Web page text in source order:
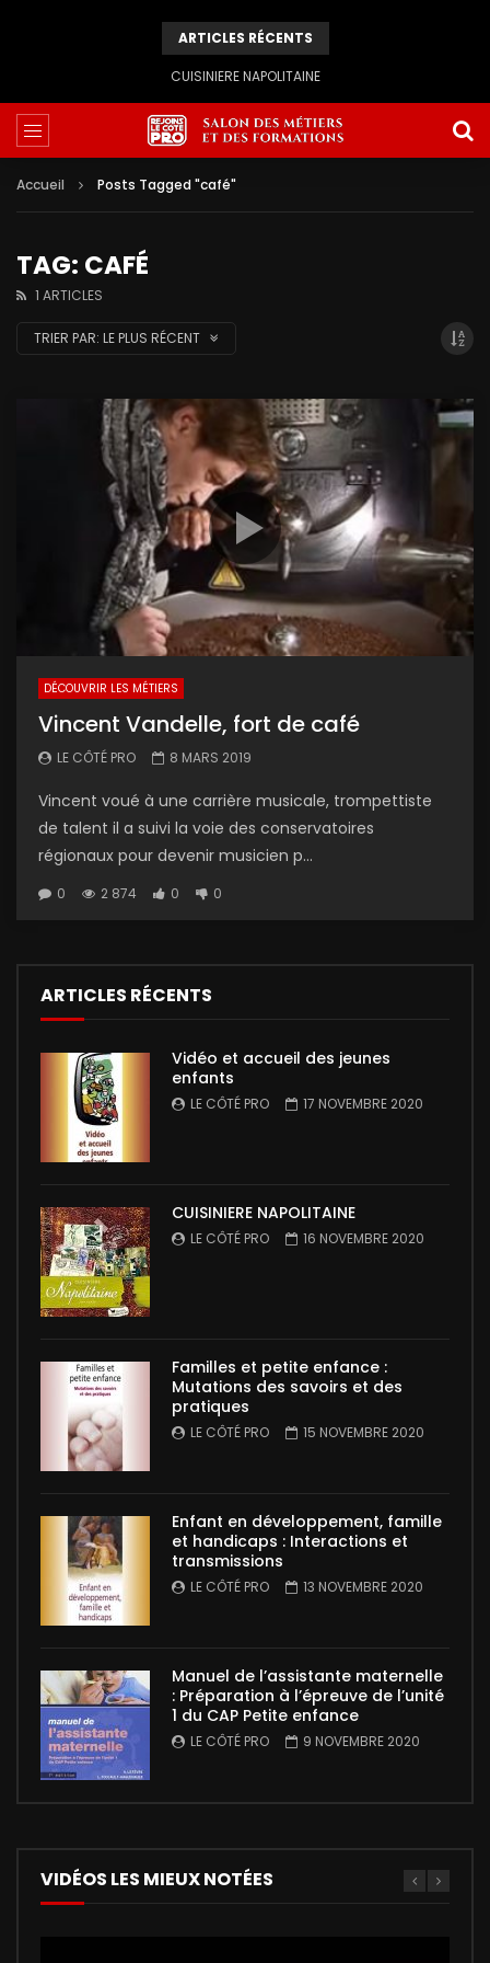
ARTICLES RÉCENTS
CUISINIERE NAPOLITAINE
Accueil Posts Tagged "café"
TAG: CAFÉ
1 ARTICLES
TRIER PAR: LE PLUS RÉCENT
DÉCOUVRIR LES MÉTIERS
Vincent Vandelle, fort de café
LE CÔTÉ PRO 8 MARS 2019
Vincent voué à une carrière musicale, trompettiste
de talent il a suivi la voie des conservatoires
régionaux pour devenir musicien p...
0 2 874 0 0
ARTICLES RÉCENTS
Vidéo et accueil des jeunes
enfants
LE CÔTÉ PRO 17 NOVEMBRE 2020
CUISINIERE NAPOLITAINE
LE CÔTÉ PRO 16 NOVEMBRE 2020
Familles et petite enfance :
Mutations des savoirs et des
pratiques
LE CÔTÉ PRO 15 NOVEMBRE 2020
Enfant en développement, famille
et handicaps : Interactions et
transmissions
LE CÔTÉ PRO 13 NOVEMBRE 2020
Manuel de l’assistante maternelle
: Préparation à l’épreuve de l’unité
1 du CAP Petite enfance
LE CÔTÉ PRO 9 NOVEMBRE 2020
VIDÉOS LES MIEUX NOTÉES